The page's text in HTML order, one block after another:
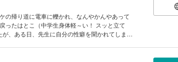
の帰り道に電車に轢かれ、なんやかんやあって
ったはとこ（中学生身体軽～い！ スッと立て
、ある日、先生に自分の性癖を聞かれてしま